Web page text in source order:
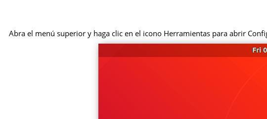
Abra el menú superior y haga clic en el icono Herramientas para abrir